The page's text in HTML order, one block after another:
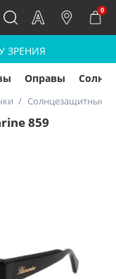
0
ЗРЕНИЯ
Оправы
Солнцезащитные
859